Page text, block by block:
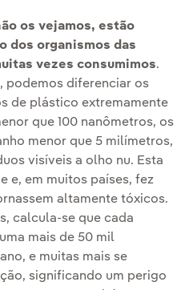
os vejamos, estão
dos organismos das
vezes consumimos.
podemos diferenciar os
de plástico extremamente
que 100 nanômetros, os
menor que 5 milímetros,
visíveis a olho nu. Esta
e, em muitos países, fez
altamente tóxicos.
calcula-se que cada
mais de 50 mil
e muitas mais se
significando um perigo